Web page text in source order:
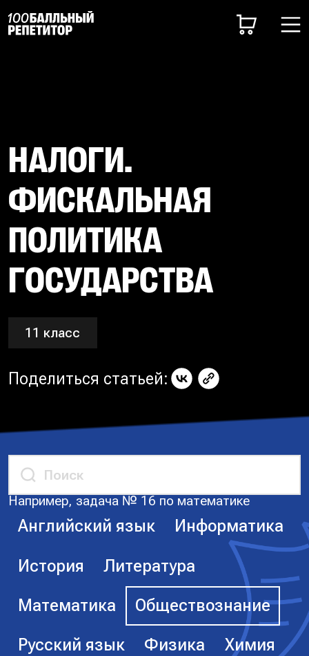
НАЛОГИ.
ФИСКАЛЬНАЯ
ПОЛИТИКА
ГОСУДАРСТВА
11 класс
Поделиться статьей:
Например, задача № 16 по математике
Английский язык Информатика
История Литература
Математика Обществознание
Русский язык Физика Химия